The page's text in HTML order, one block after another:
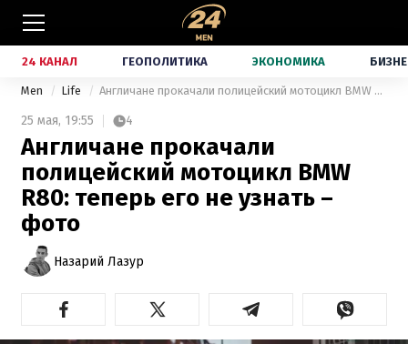
24 КАНАЛ ГЕОПОЛИТИКА ЭКОНОМИКА
Men Life Англичане прокачали полицейский мотоцикл BMW R80: теперь его не узнать – фото
25 мая, 19:55 4
Англичане прокачали
полицейский мотоцикл BMW
R80: теперь его не узнать –
фото
Назарий Лазур